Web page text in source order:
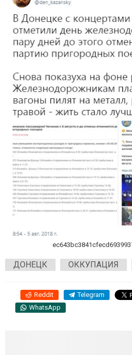
ДОНЕЦК ОККУПАЦИЯ
Reddit Telegram
WhatsApp